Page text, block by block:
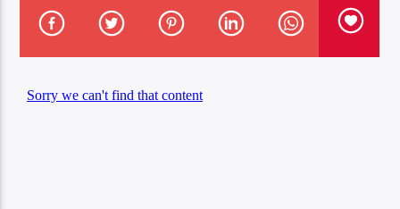
DOMINO (MATADOR REMIX)
OXIA